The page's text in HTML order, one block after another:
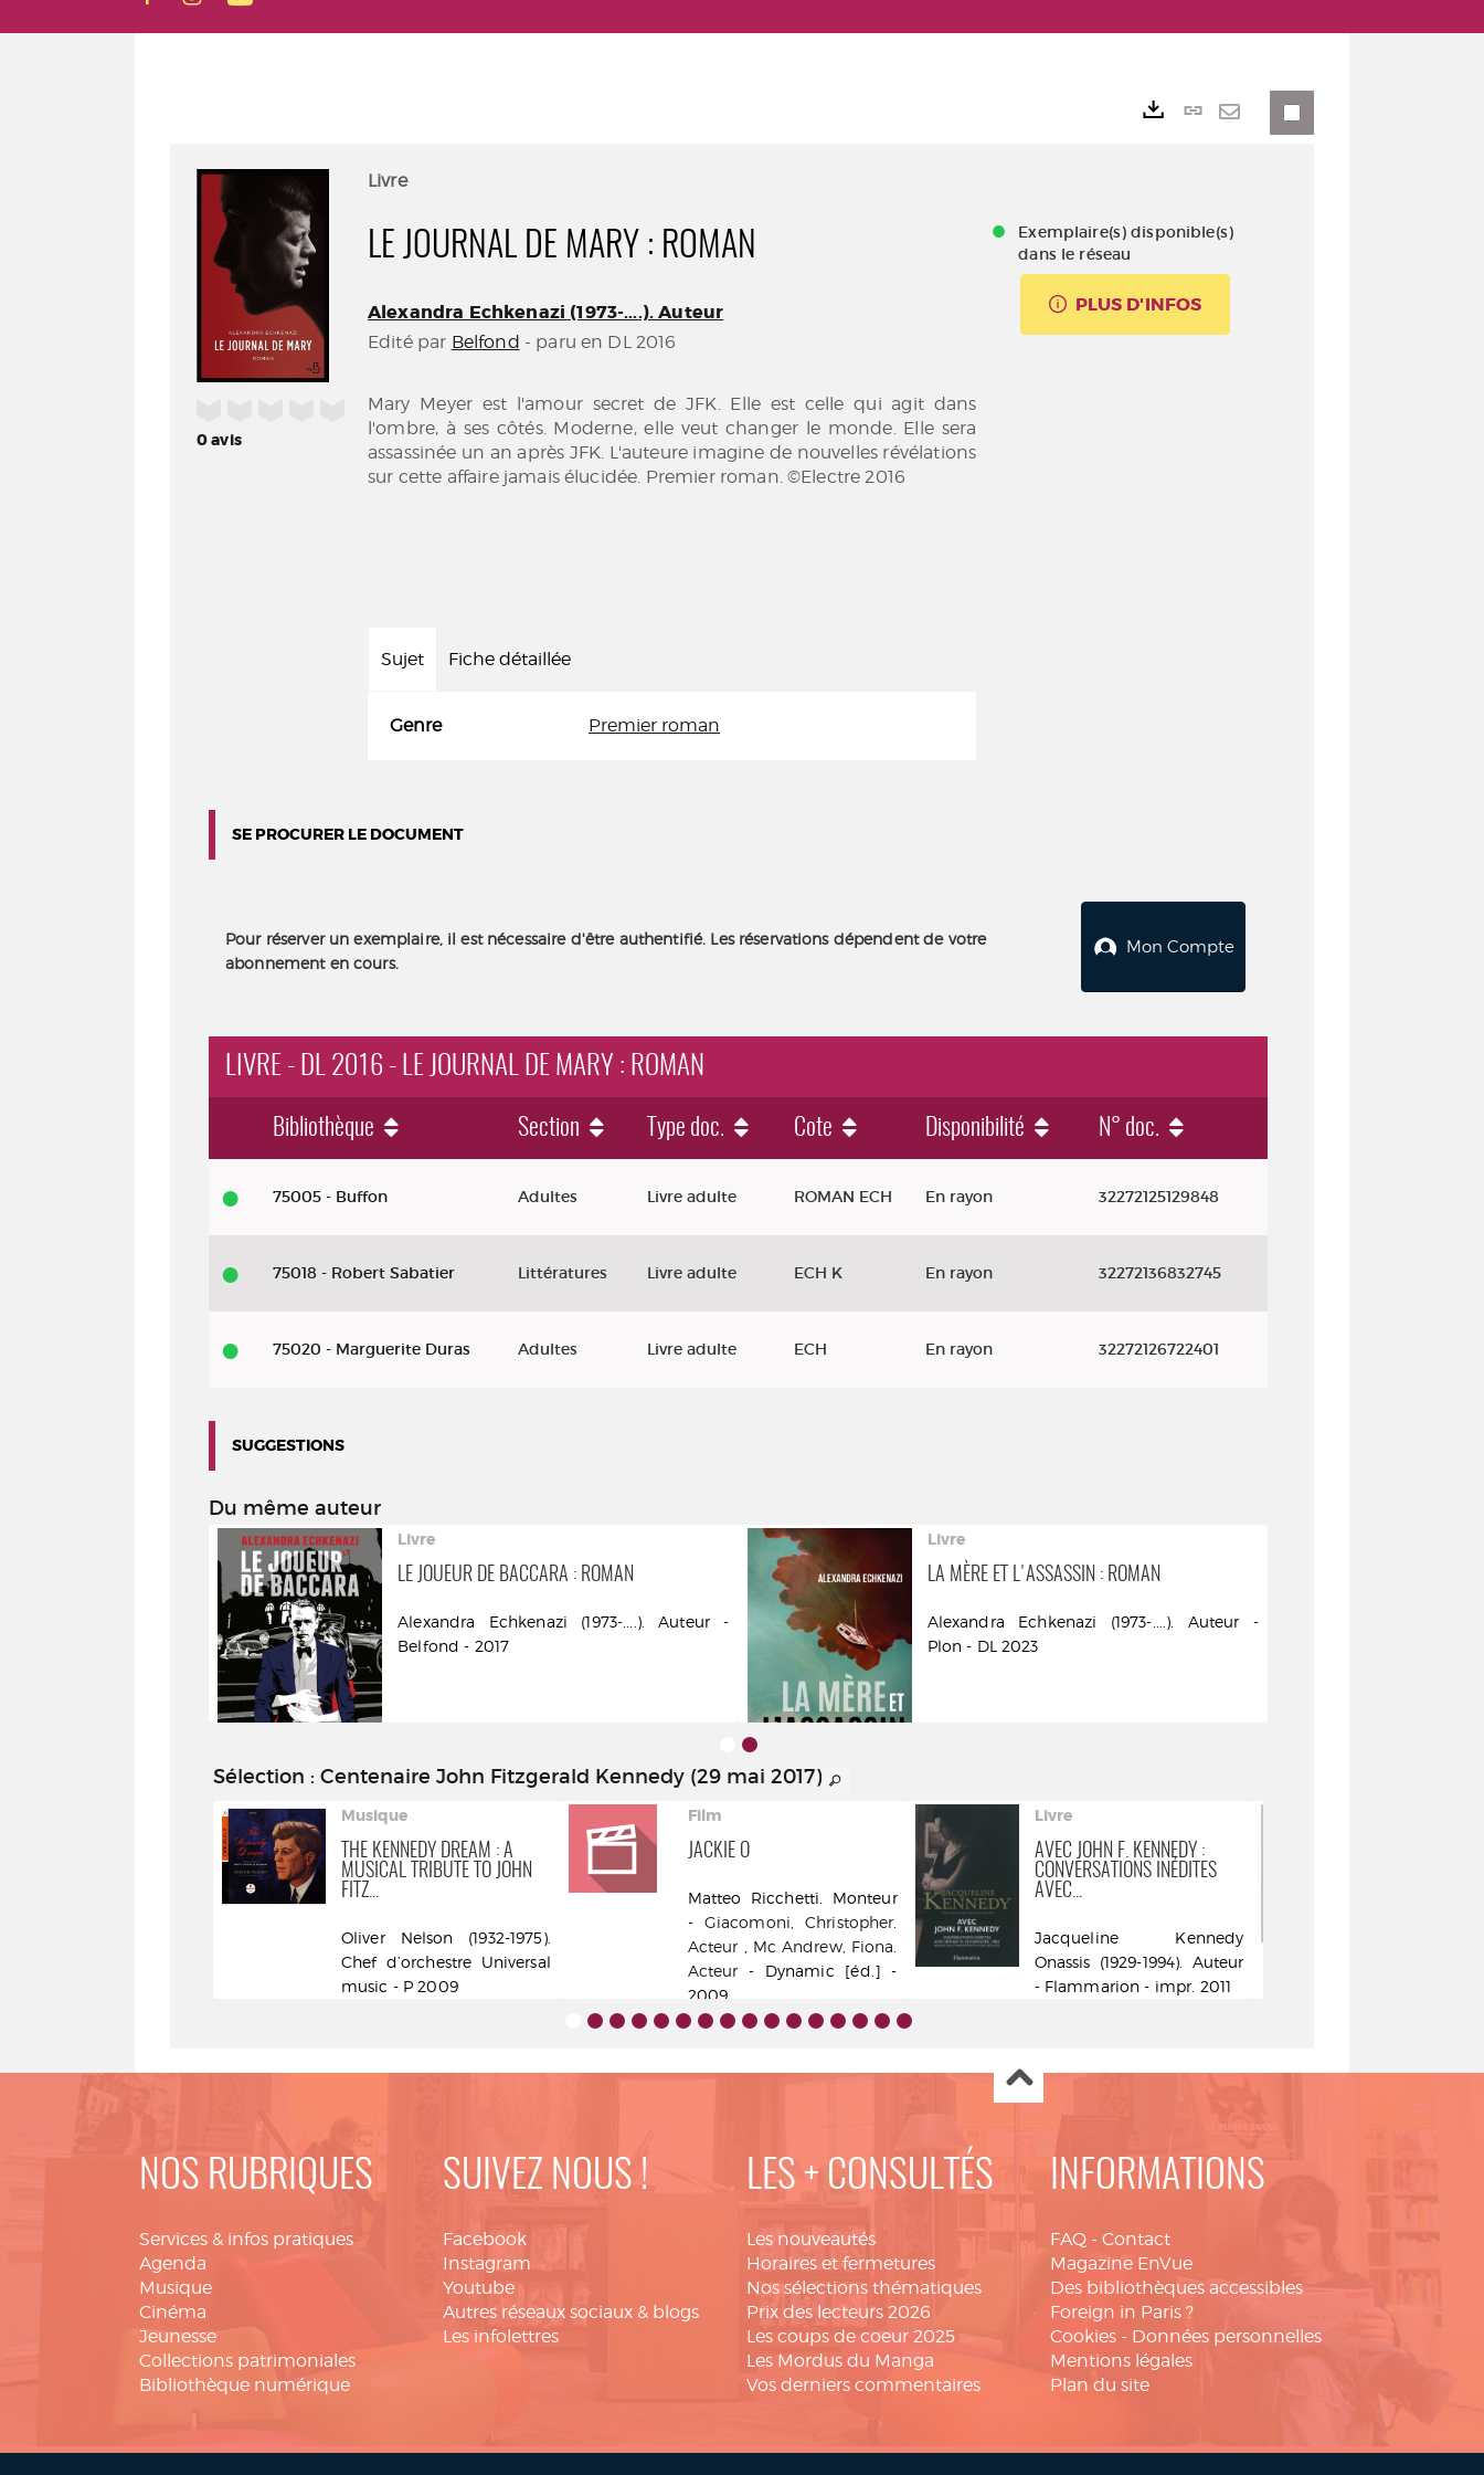
0avis
Livre
LE JOURNAL DE MARY : ROMAN
Alexandra Echkenazi (1973-....). Auteur
Edité par Belfond - paru en DL 2016
Mary Meyer est l'amour secret de JFK. Elle est celle qui agit dans
l'ombre, à ses côtés. Moderne, elle veut changer le monde. Elle sera
assassinée un an après JFK. L'auteure imagine de nouvelles révélations
sur cette affaire jamais élucidée. Premier roman. ©Electre 2016
Sujet Fiche détaillée
Genre Premier roman
Lien
fenêtre)
mail
Exemplaire(s) disponible(s)
dans le réseau
PLUS D'INFOS
SE PROCURER LE DOCUMENT
Pour réserver un exemplaire, il est nécessaire d'être authentifié. Les réservations dépendent de votre
abonnement en cours.
Mon Compte
LIVRE - DL 2016 - LE JOURNAL DE MARY : ROMAN
2016
Le
Mary
roman
Bibliothèque Section Type doc. Cote Disponibilité N° doc.
75005 - Buffon Adultes Livre adulte ROMAN ECH En rayon 32272125129848
75018 - Robert Sabatier Littératures Livre adulte ECH K En rayon 32272136832745
75020 - Marguerite Duras Adultes Livre adulte ECH En rayon 32272126722401
SUGGESTIONS
Du même auteur
Livre
LE JOUEUR DE BACCARA : ROMAN
Alexandra Echkenazi (1973-....). Auteur -
Belfond - 2017
Livre
LA MÈRE ET L'ASSASSIN : ROMAN
Alexandra Echkenazi (1973-....). Auteur -
Plon - DL 2023
Sélection : Centenaire John Fitzgerald Kennedy (29 mai 2017)
Musique
THE KENNEDY DREAM : A
MUSICAL TRIBUTE TO JOHN
FITZ...
Oliver Nelson (1932-1975).
Chef d’orchestre Universal
music - P 2009
Film
JACKIE O
Matteo Ricchetti. Monteur
- Giacomoni, Christopher.
Acteur
Mc Andrew, Fiona.
Acteur - Dynamic [éd.] -
2009
Livre
AVEC JOHN F. KENNEDY :
CONVERSATIONS INÉDITES
AVEC...
Jacqueline Kennedy
Onassis (1929-1994). Auteur
- Flammarion - impr. 2011
NOS RUBRIQUES
Services & infos pratiques
Agenda
Musique
Cinéma
Jeunesse
Collections patrimoniales
Bibliothèque numérique
SUIVEZ NOUS !
Facebook
Instagram
Youtube
Autres réseaux sociaux & blogs
Les infolettres
LES + CONSULTÉS
Les nouveautés
Horaires et fermetures
Nos sélections thématiques
Prix des lecteurs 2026
Les coups de coeur 2025
Les Mordus du Manga
Vos derniers commentaires
INFORMATIONS
FAQ - Contact
Magazine EnVue
Des bibliothèques accessibles
Foreign in Paris ?
Cookies - Données personnelles
Mentions légales
Plan du site